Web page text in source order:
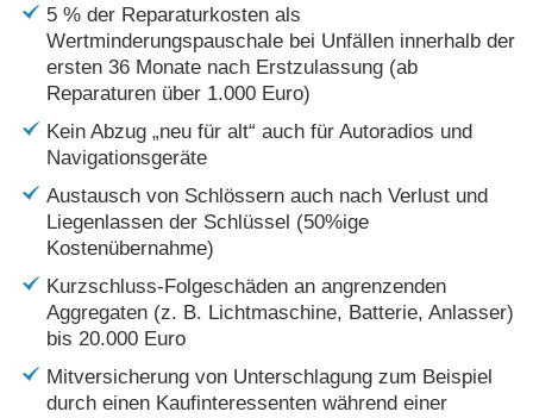
5 % der Reparaturkosten als
Wertminderungspauschale bei Unfällen innerhalb der
ersten 36 Monate nach Erstzulassung (ab
Reparaturen über 1.000 Euro)
Kein Abzug „neu für alt“ auch für Autoradios und
Navigationsgeräte
Austausch von Schlössern auch nach Verlust und
Liegenlassen der Schlüssel (50%ige
Kostenübernahme)
Kurzschluss-Folgeschäden an angrenzenden
Aggregaten (z. B. Lichtmaschine, Batterie, Anlasser)
bis 20.000 Euro
Mitversicherung von Unterschlagung zum Beispiel
durch einen Kaufinteressenten während einer